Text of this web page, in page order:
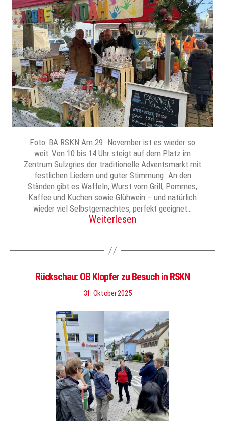
Foto: BA RSKN Am 29. November ist es wieder so
weit: Von 10 bis 14 Uhr steigt auf dem Platz im
Zentrum Sulzgries der traditionelle Adventsmarkt mit
festlichen Liedern und guter Stimmung. An den
Ständen gibt es Waffeln, Wurst vom Grill, Pommes,
Kaffee und Kuchen sowie Glühwein – und natürlich
wieder viel Selbstgemachtes, perfekt geeignet…
Weiterlesen
Rückschau: OB Klopfer zu Besuch in RSKN
31. Oktober 2025